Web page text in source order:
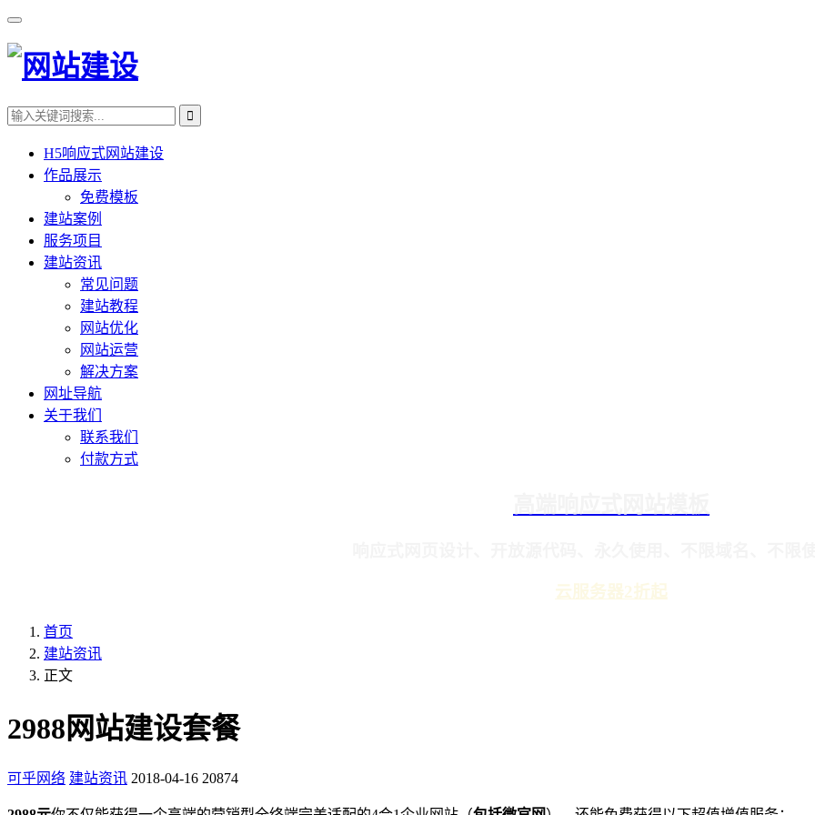
H5响应式网站建设
作品展示
免费模板
建站案例
服务项目
建站资讯
常见问题
建站教程
网站优化
网站运营
解决方案
网址导航
关于我们
联系我们
付款方式
云服务器2折起
首页
建站资讯
正文
2988网站建设套餐
可乎网络 建站资讯 2018-04-16 20874